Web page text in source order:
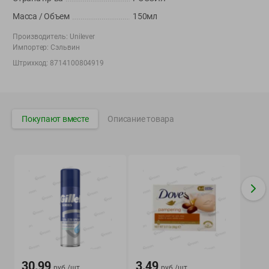
Вакансии 👋
Корпоративный сайт Green
Юридическая информация и условия пользовательского
соглашения
Фрунзенского района г. Минска + 375 17 272 73 84 .
Номер и адрес электронной почты лица, уполномоченного
продавцом рассматривать обращения покупателей о нарушении их
прав, предусмотренных законодательством о защите прав
потребителей: +375 44 560-60-61, shop@green-dostavka.by.
Масса / Объем
150мл
Производитель: Unilever
Импортер: Сэльвин
Штрихкод: 8714100804919
Покупают вместе Описание товара
30.99 3.49